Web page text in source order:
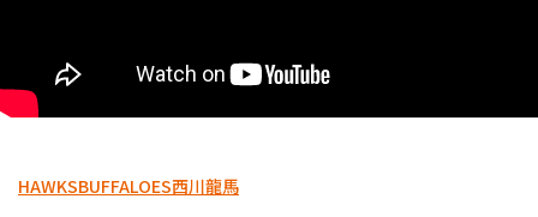
HAWKSBUFFALOES西川龍馬